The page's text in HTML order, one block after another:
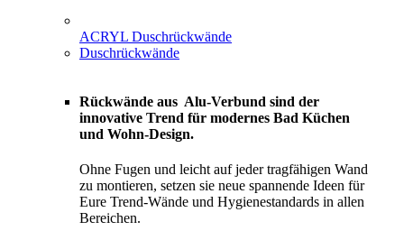
ACRYL Duschrückwände
Duschrückwände
Rückwände aus Alu-Verbund sind der
innovative Trend für modernes Bad Küchen
und Wohn-Design.
Ohne Fugen und leicht auf jeder tragfähigen Wand
zu montieren, setzen sie neue spannende Ideen für
Eure Trend-Wände und Hygienestandards in allen
Bereichen.